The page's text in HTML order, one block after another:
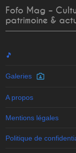
Fofo Mag –
patrimoine &
🎵
Galeries
A propos
Mentions légales
Politique de